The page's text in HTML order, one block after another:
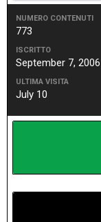
NUMERO CONTENUTI
773
ISCRITTO
September 7, 2006
ULTIMA VISITA
July 10